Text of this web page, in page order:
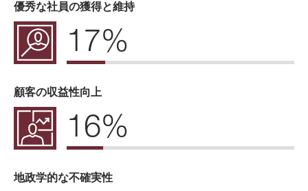
優秀な社員の獲得と維持
17%
顧客の収益性向上
16%
地政学的な不確実性